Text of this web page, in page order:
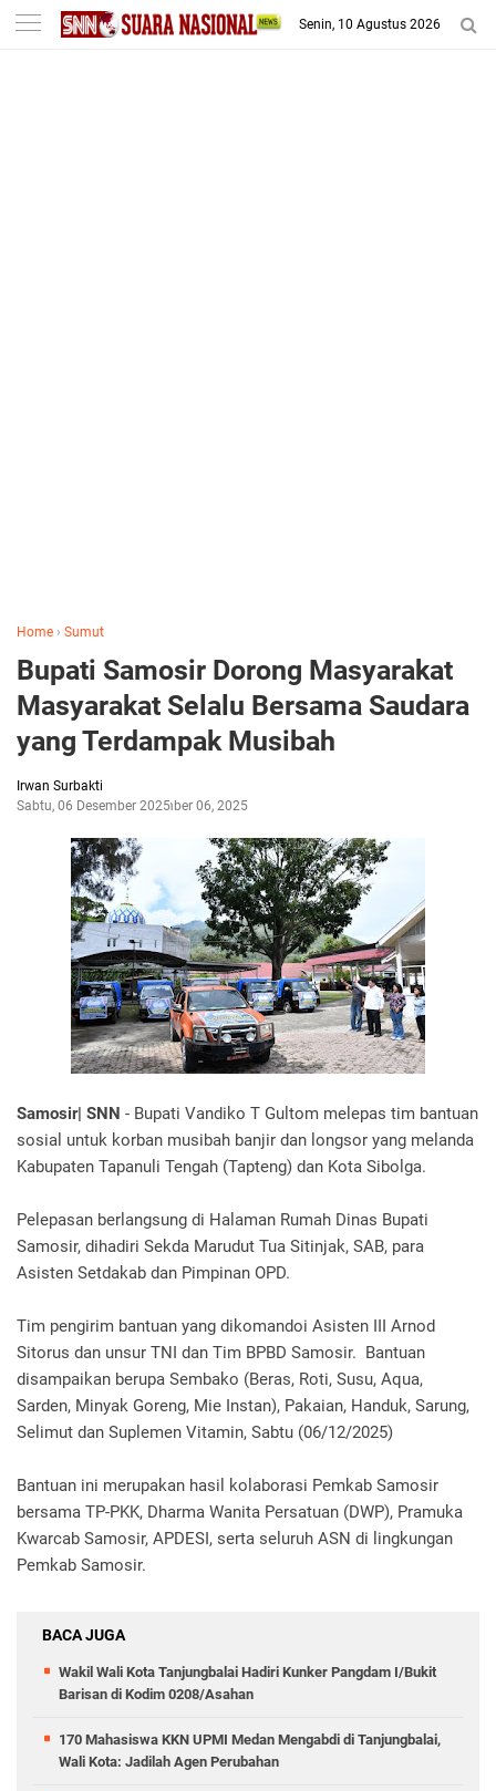
-->
Senin, 10 Agustus 2026
Home › Sumut
Bupati Samosir Dorong Masyarakat
Masyarakat Selalu Bersama Saudara
yang Terdampak Musibah
Irwan Surbakti
Sabtu, 06 Desember 2025Desember 06, 2025
Samosir| SNN - Bupati Vandiko T Gultom melepas tim bantuan
sosial untuk korban musibah banjir dan longsor yang melanda
Kabupaten Tapanuli Tengah (Tapteng) dan Kota Sibolga.
Pelepasan berlangsung di Halaman Rumah Dinas Bupati
Samosir, dihadiri Sekda Marudut Tua Sitinjak, SAB, para
Asisten Setdakab dan Pimpinan OPD.
Tim pengirim bantuan yang dikomandoi Asisten III Arnod
Sitorus dan unsur TNI dan Tim BPBD Samosir. Bantuan
disampaikan berupa Sembako (Beras, Roti, Susu, Aqua,
Sarden, Minyak Goreng, Mie Instan), Pakaian, Handuk, Sarung,
Selimut dan Suplemen Vitamin, Sabtu (06/12/2025)
Bantuan ini merupakan hasil kolaborasi Pemkab Samosir
bersama TP-PKK, Dharma Wanita Persatuan (DWP), Pramuka
Kwarcab Samosir, APDESI, serta seluruh ASN di lingkungan
Pemkab Samosir.
BACA JUGA
Wakil Wali Kota Tanjungbalai Hadiri Kunker Pangdam I/Bukit
Barisan di Kodim 0208/Asahan
170 Mahasiswa KKN UPMI Medan Mengabdi di Tanjungbalai,
Wali Kota: Jadilah Agen Perubahan